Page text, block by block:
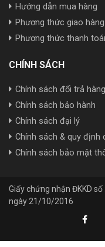
Hướng dẫn mua hàng
Phương thức giao hàng
Phương thức thanh
CHÍNH SÁCH
Chính sách đổi trả hàng
Chính sách bảo hành
Chính sách đại lý
Chính sách & quy định
Chính sách bảo mật
Giấy chứng nhận ĐKKD
ngày 21/10/2016